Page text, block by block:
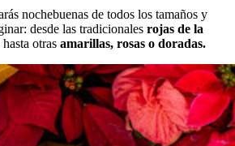
nochebuenas de todos los tamaños y
desde las tradicionales rojas de la
hasta otras amarillas, rosas o doradas.